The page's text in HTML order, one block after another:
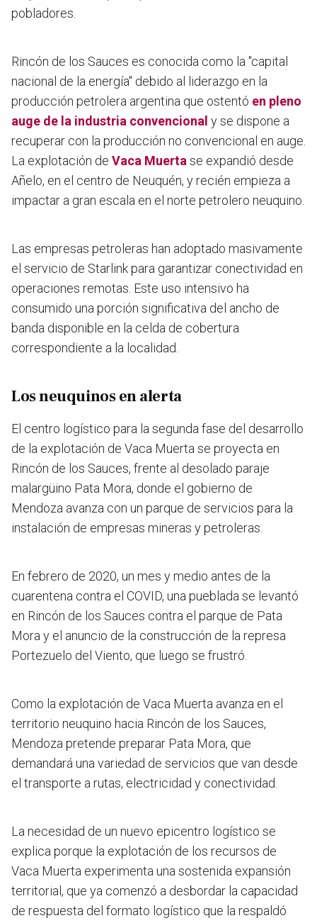
pobladores.
Rincón de los Sauces es conocida como la "capital
nacional de la energía" debido al liderazgo en la
producción petrolera argentina que ostentó en pleno
auge de la industria convencional y se dispone a
recuperar con la producción no convencional en auge.
La explotación de Vaca Muerta se expandió desde
Añelo, en el centro de Neuquén, y recién empieza a
impactar a gran escala en el norte petrolero neuquino.
Las empresas petroleras han adoptado masivamente
el servicio de Starlink para garantizar conectividad en
operaciones remotas. Este uso intensivo ha
consumido una porción significativa del ancho de
banda disponible en la celda de cobertura
correspondiente a la localidad.
Los neuquinos en alerta
El centro logístico para la segunda fase del desarrollo
de la explotación de Vaca Muerta se proyecta en
Rincón de los Sauces, frente al desolado paraje
malargüino Pata Mora, donde el gobierno de
Mendoza avanza con un parque de servicios para la
instalación de empresas mineras y petroleras.
En febrero de 2020, un mes y medio antes de la
cuarentena contra el COVID, una pueblada se levantó
en Rincón de los Sauces contra el parque de Pata
Mora y el anuncio de la construcción de la represa
Portezuelo del Viento, que luego se frustró.
Como la explotación de Vaca Muerta avanza en el
territorio neuquino hacia Rincón de los Sauces,
Mendoza pretende preparar Pata Mora, que
demandará una variedad de servicios que van desde
el transporte a rutas, electricidad y conectividad.
La necesidad de un nuevo epicentro logístico se
explica porque la explotación de los recursos de
Vaca Muerta experimenta una sostenida expansión
territorial, que ya comenzó a desbordar la capacidad
de respuesta del formato logístico que la respaldó